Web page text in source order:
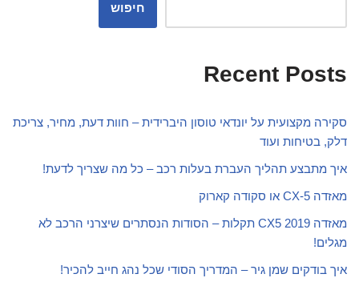
חיפוש
Recent Posts
סקירה מקצועית על יונדאי טוסון היברידית – חוות דעת, מחיר, צריכת
דלק, בטיחות ועוד
איך מתבצע תהליך העברת בעלות רכב – כל מה שצריך לדעת!
מאזדה CX-5 או סקודה קארוק
מאזדה CX5 2019 תקלות – הסודות הנסתרים שיצרני הרכב לא
מגלים!
איך בודקים שמן גיר – המדריך הסודי שכל נהג חייב להכיר!